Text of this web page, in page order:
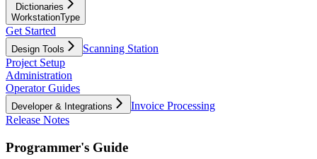
Dictionaries
WorkstationType
Get Started
Design Tools
Scanning Station
Project Setup
Administration
Operator Guides
Developer & Integrations
Invoice Processing
Release Notes
Programmer's Guide